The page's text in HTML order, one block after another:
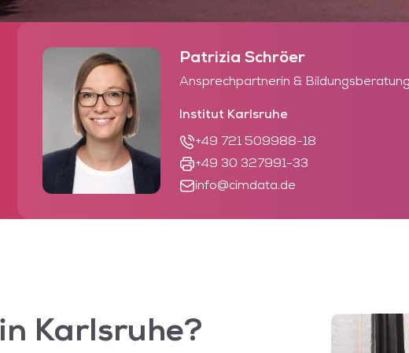
Patrizia Schröer
Ansprechpartnerin &
Institut Karlsruhe
+49 721 509988-18
+49 30 327991-33
info@cimdata.de
in Karlsruhe?